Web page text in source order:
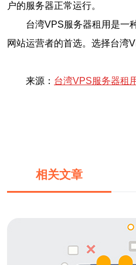
户的服务器正常运行。
台湾VPS服务器租用是一
网站运营者的首选。选择台湾
来源： 台湾VPS服务器租
相关文章